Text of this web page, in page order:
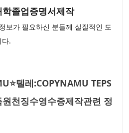
졸업증명서제작
보가 필요하신 분들께 실질적인 도
다.
텔레:COPYNAMU TEPS
천징수영수증제작관련 정